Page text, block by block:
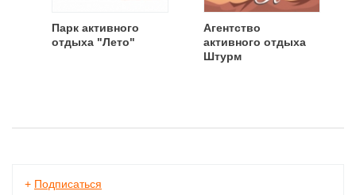
Парк активного
отдыха "Лето"
Агентство
активного отдыха
Штурм
+ Подписаться